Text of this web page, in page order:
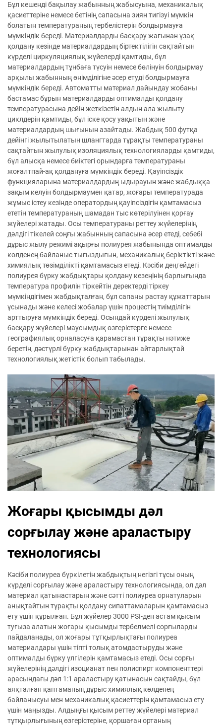
Бұл кешенді бақылау жабынның жабысуына, механикалық
қасиеттеріне немесе бетінің сапасына зиян тигізуі мүмкін
болатын температураның тербелістерін болдырмауға
мүмкіндік береді. Материалдарды басқару жағынан ұзақ
қолдану кезінде материалдардың біртектілігін сақтайтын
күрделі циркуляциялық жүйелерді қамтиды, бұл
материалдардың тұнбаға түсуін немесе бөлінуін болдырмау
арқылы жабынның өнімділігіне әсер етуді болдырмауға
мүмкіндік береді. Автоматты материал дайындау жобаны
бастамас бұрын материалдарды оптималды қолдану
температурасына дейін жеткізетін алдын ала жылыту
циклдерін қамтиды, бұл іске қосу уақытын және
материалдардың шығынын азайтады. Жабдық 500 футқа
дейінгі жылытылатын шлангтарда тұрақты температураны
сақтайтын жылулық изоляциялық технологияларды қамтиды,
бұл алысқа немесе биіктегі орындарға температураны
жоғалтпай-ақ қолдануға мүмкіндік береді. Қауіпсіздік
функцияларына материалдардың ыдырауын және жабдыққа
зақым келуін болдырмаумен қатар, жоғары температурада
жұмыс істеу кезінде оператордың қауіпсіздігін қамтамасыз
ететін температураның шамадан тыс көтерілуінен қорғау
жүйелері жатады. Осы температураны реттеу жүйелерінің
дәлдігі тікелей соңғы жабынның сапасына әсер етеді, себебі
дұрыс жылу режимі ақырғы полиурея жабынында оптималды
көлденең байланыс тығыздығын, механикалық беріктікті және
химиялық төзімділікті қамтамасыз етеді. Кәсіби деңгейдегі
полиурея бүрку жабдықтары қолдану кезеңінің барлығында
температура профилін тіркейтін деректерді тіркеу
мүмкіндігімен жабдықталған, бұл сапаны растау құжаттарын
ұсынады және келесі жобалар үшін процестің тиімділігін
арттыруға мүмкіндік береді. Осындай күрделі жылулық
басқару жүйелері маусымдық өзгерістерге немесе
географиялық орналасуға қарамастан тұрақты нәтиже
беретін, дәстүрлі бүрку жабдықтарынан айтарлықтай
технологиялық жетістік болып табылады.
Жоғары қысымды дәл
сорғылау және араластыру
технологиясы
Кәсіби полиуреа бүркілетін жабдықтың негізгі тұсы оның
күрделі сорғылау және араластыру технологиясында, ол дәл
материал қатынастарын және сәтті полиуреа орнатуларын
анықтайтын тұрақты қолдану сипаттамаларын қамтамасыз
ету үшін құрылған. Бұл жүйелер 3000 PSI-ден астам қысым
туғыза алатын жоғары қысымды тербелмелі сорғыларды
пайдаланады, ол жоғары тұтқырлықтағы полиуреа
материалдары үшін тіпті толық атомдастыруды және
оптималды бүрку үлгілерін қамтамасыз етеді. Осы сорғы
жүйелерінің дәлдігі изоцианат пен полиспирт компоненттері
арасындағы дәл 1:1 араластыру қатынасын сақтайды, бұл
аяқталған қаптаманың дұрыс химиялық көлденең
байланысуы мен механикалық қасиеттерін қамтамасыз ету
үшін маңызды. Алдыңғы қысым реттеу жүйелері материал
тұтқырлығының өзгерістеріне, қоршаған ортаның